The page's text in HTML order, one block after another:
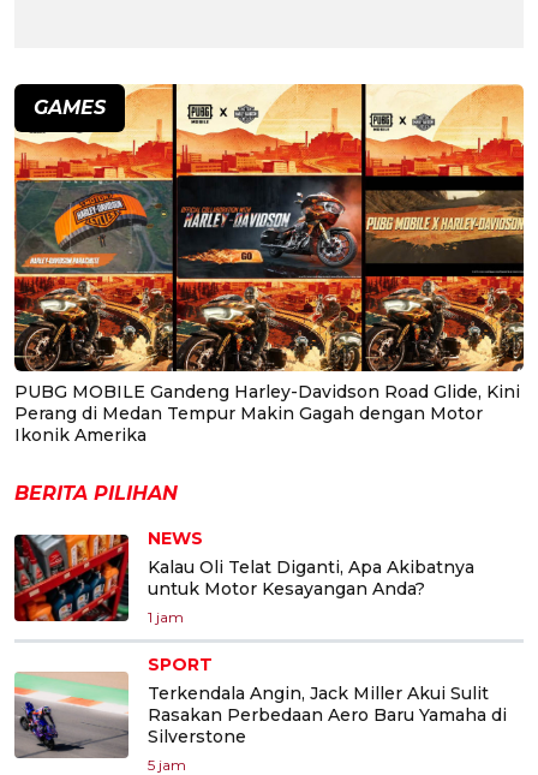
GAMES
PUBG MOBILE Gandeng Harley-Davidson Road Glide, Kini
Perang di Medan Tempur Makin Gagah dengan Motor
Ikonik Amerika
BERITA PILIHAN
NEWS
Kalau Oli Telat Diganti, Apa Akibatnya
untuk Motor Kesayangan Anda?
1 jam
SPORT
Terkendala Angin, Jack Miller Akui Sulit
Rasakan Perbedaan Aero Baru Yamaha di
Silverstone
5 jam